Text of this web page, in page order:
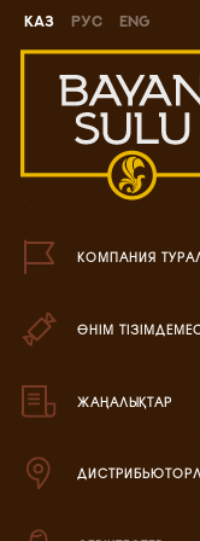
Каз Рус Eng
КОМПАНИЯ
ӨНІМ
ЖАҢАЛЫҚТАР
өнімдер
өнімі
өнімі
өнімі
өнімі